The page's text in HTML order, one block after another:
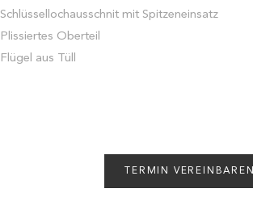
Schlüssellochausschnit mit Spitzeneinsatz
Plissiertes Oberteil
Flügel aus Tüll
TERMIN VEREINBAREN